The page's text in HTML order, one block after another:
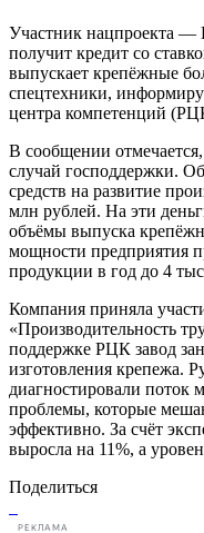
Участник нацпроекта —
получит кредит со
выпускает крепёжные
спецтехники,
центра компетенций
В сообщении
случай господдержки.
средств на развитие
млн рублей. На эти
объёмы выпуска
мощности предприятия
продукции в год до 4
Компания приняла
«Производительность
поддержке РЦК завод
изготовления крепежа.
диагностировали поток
проблемы, которые
эффективно. За счёт
выросла на 11%, а
Поделиться
РЕКЛАМА